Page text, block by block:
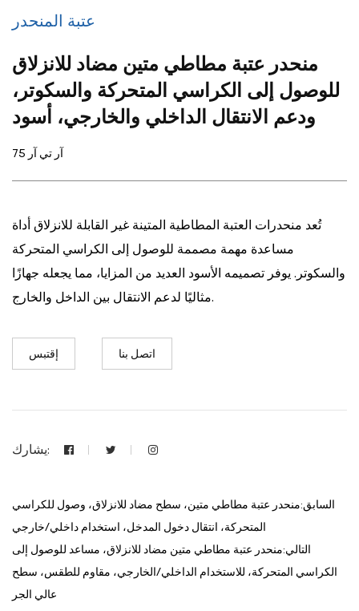
عتبة المنحدر
منحدر عتبة مطاطي متين مضاد للانزلاق
للوصول إلى الكراسي المتحركة والسكوتر،
ودعم الانتقال الداخلي والخارجي، أسود
آر تي آر 75
تُعد منحدرات العتبة المطاطية المتينة غير القابلة للانزلاق أداة
مساعدة مهمة مصممة للوصول إلى الكراسي المتحركة
والسكوتر. يوفر تصميمه الأسود العديد من المزايا، مما يجعله جهازًا
مثاليًا لدعم الانتقال بين الداخل والخارج.
إقتبس اتصل بنا
يشارك:
السابق:منحدر عتبة مطاطي متين، سطح مضاد للانزلاق، وصول للكراسي
المتحركة، انتقال دخول المدخل، استخدام داخلي/خارجي
التالي:منحدر عتبة مطاطي متين مضاد للانزلاق، مساعد للوصول إلى
الكراسي المتحركة، للاستخدام الداخلي/الخارجي، مقاوم للطقس، سطح
عالي الجر